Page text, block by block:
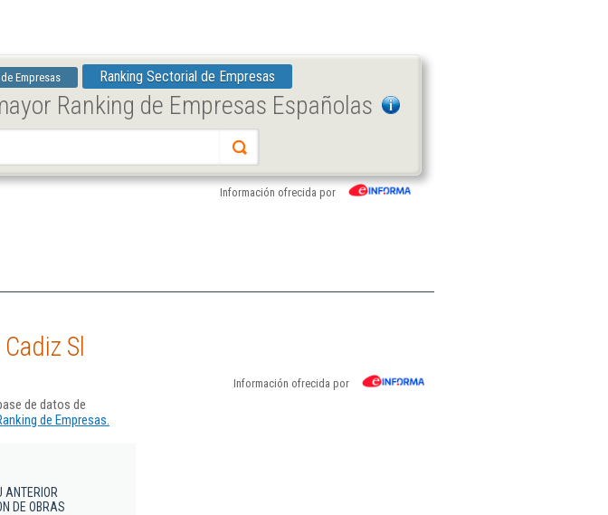
Empresas Ranking Sectorial de Empresas
Ranking de Empresas Españolas
Información ofrecida por
Sl
Información ofrecida por
de datos de
de Empresas.
ANTERIOR
DE OBRAS